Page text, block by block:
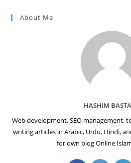
About Me
HASHIM
Web development, SEO management,
writing articles in Arabic, Urdu, Hindi,
for own blog Online